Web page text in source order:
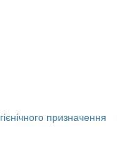
призначення